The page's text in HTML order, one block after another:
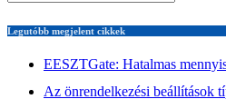
Legutóbb megjelent cikkek
EESZTGate: Hatalmas
Az önrendelkezési beállítások